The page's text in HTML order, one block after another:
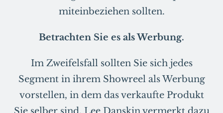
miteinbeziehen sollten.
Betrachten Sie es als Werbung.
Im Zweifelsfall sollten Sie sich jedes
Segment in ihrem Showreel als Werbung
vorstellen, in dem das verkaufte Produkt